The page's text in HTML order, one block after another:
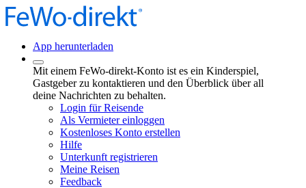
App herunterladen
Mit einem FeWo-direkt-Konto ist es ein Kinderspiel,
Gastgeber zu kontaktieren und den Überblick über all
deine Nachrichten zu behalten.
Login für Reisende
Als Vermieter einloggen
Kostenloses Konto erstellen
Hilfe
Unterkunft registrieren
Meine Reisen
Feedback